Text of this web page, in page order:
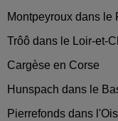
Montpeyroux dans le
Trôô dans le Loir-et-
Cargèse en Corse
Hunspach dans le
Pierrefonds dans